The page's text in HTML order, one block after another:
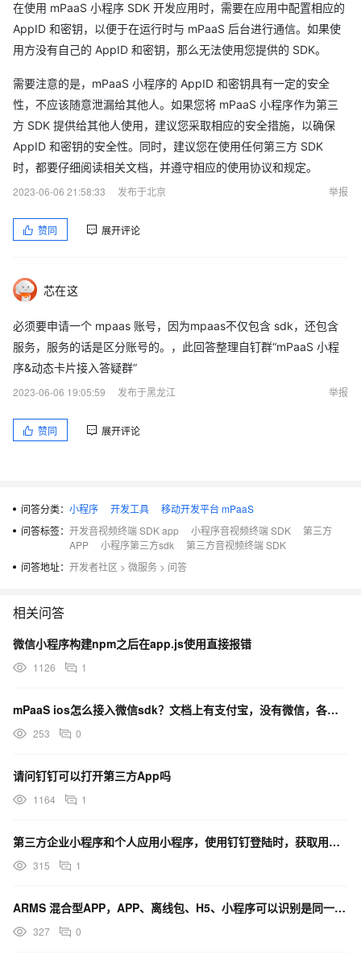
在使用 mPaaS 小程序 SDK 开发应用时，需要在应用中配置相应的
AppID 和密钥，以便于在运行时与 mPaaS 后台进行通信。如果使
用方没有自己的 AppID 和密钥，那么无法使用您提供的 SDK。
需要注意的是，mPaaS 小程序的 AppID 和密钥具有一定的安全
性，不应该随意泄漏给其他人。如果您将 mPaaS 小程序作为第三
方 SDK 提供给其他人使用，建议您采取相应的安全措施，以确保
AppID 和密钥的安全性。同时，建议您在使用任何第三方 SDK
时，都要仔细阅读相关文档，并遵守相应的使用协议和规定。
2023-06-06 21:58:33
发布于北京 举报
赞同 展开评论
芯在这
必须要申请一个 mpaas 账号，因为mpaas不仅包含 sdk，还包含
服务，服务的话是区分账号的。，此回答整理自钉群“mPaaS 小程
序&动态卡片接入答疑群”
2023-06-06 19:05:59
发布于黑龙江 举报
赞同 展开评论
问答分类： 小程序 开发工具
移动开发平台 mPaaS
问答标签： 开发音视频终端 SDK app 小程序音视频终端 SDK
第三方
APP
小程序第三方sdk
第三方音视频终端 SDK
问答地址： 开发者社区 > 微服务 > 问答
相关问答
微信小程序构建npm之后在app.js使用直接报错
1126 1
mPaaS ios怎么接入微信sdk？文档上有支付宝，没有微信，各位都怎么解决的？
253 0
请问钉钉可以打开第三方App吗
1164 1
第三方企业小程序和个人应用小程序，使用钉钉登陆时，获取用户信息接口是同一个吗?
315 1
ARMS 混合型APP，APP、离线包、H5、小程序可以识别是同一用户吗？
327 0